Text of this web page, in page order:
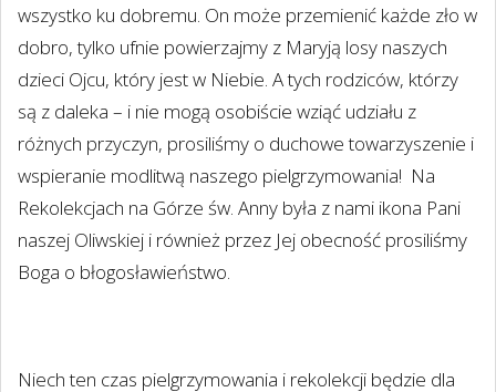
wszystko ku dobremu. On może przemienić każde zło w
dobro, tylko ufnie powierzajmy z Maryją losy naszych
dzieci Ojcu, który jest w Niebie. A tych rodziców, którzy
są z daleka – i nie mogą osobiście wziąć udziału z
różnych przyczyn, prosiliśmy o duchowe towarzyszenie i
wspieranie modlitwą naszego pielgrzymowania! Na
Rekolekcjach na Górze św. Anny była z nami ikona Pani
naszej Oliwskiej i również przez Jej obecność prosiliśmy
Boga o błogosławieństwo.
Niech ten czas pielgrzymowania i rekolekcji będzie dla